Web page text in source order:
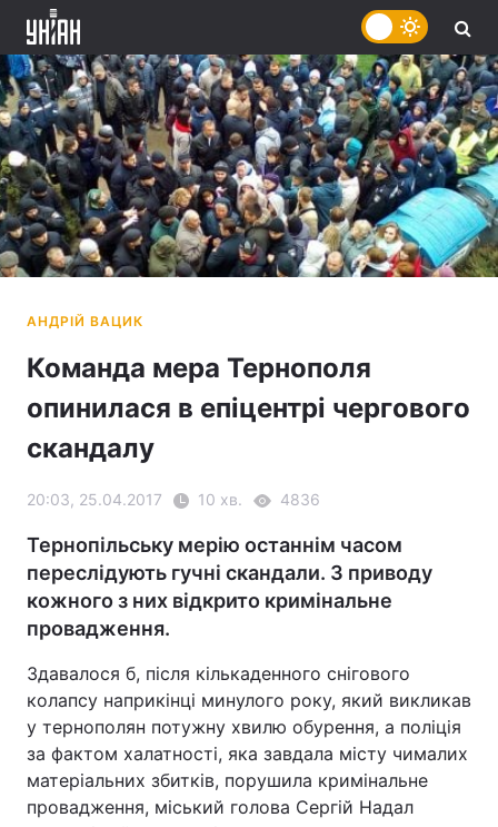
Команда мера Тернополя
опинилася в епіцентрі чергового
скандалу
20:03, 25.04.2017 10 хв. 4836
Тернопільську мерію останнім часом
переслідують гучні скандали. З приводу
кожного з них відкрито кримінальне
провадження.
Здавалося б, після кількаденного снігового
колапсу наприкінці минулого року, який викликав
у тернополян потужну хвилю обурення, а поліція
за фактом халатності, яка завдала місту чималих
матеріальних збитків, порушила кримінальне
провадження, міський голова Сергій Надал